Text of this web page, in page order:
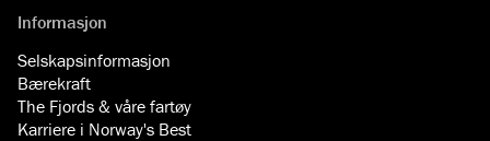
Informasjon
Selskapsinformasjon
Bærekraft
The Fjords & våre fartøy
Karriere i Norway's Best